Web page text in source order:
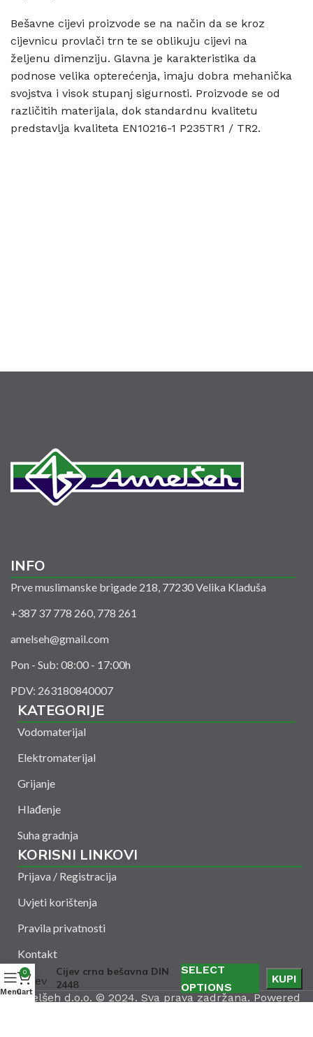
Bešavne cijevi proizvode se na način da se kroz
cijevnicu provlači trn te se oblikuju cijevi na
željenu dimenziju. Glavna je karakteristika da
podnose velika opterećenja, imaju dobra mehanička
svojstva i visok stupanj sigurnosti. Proizvode se od
različitih materijala, dok standardnu kvalitetu
predstavlja kvaliteta EN10216-1 P235TR1 / TR2.
INFO
Prve muslimanske brigade 218, 77230 Velika Kladuša
+387 37 778 260, 778 261
amelseh@gmail.com
Pon - Sub: 08:00 - 17:00h
PDV: 263180840007
KATEGORIJE
Vodomaterijal
Elektromaterijal
Grijanje
Hlađenje
Suha gradnja
KORISNI LINKOVI
Prijava / Registracija
Uvjeti korištenja
Pravila privatnosti
Kontakt
Amelšeh d.o.o. © 2024. Sva prava zadržana. Powered
Cijev crna bešavna DIN
2448
SELECT
OPTIONS
KUPI
Menu
0
Cart